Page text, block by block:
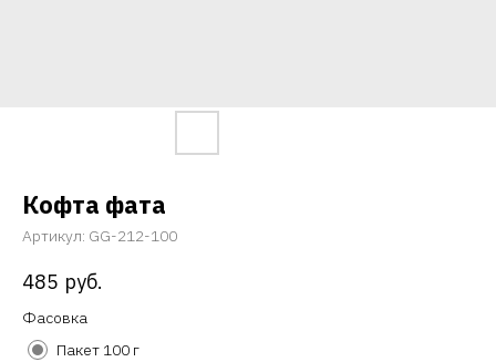
Кофта фата
Артикул: GG-212-100
485 руб.
Фасовка
Пакет 100 г